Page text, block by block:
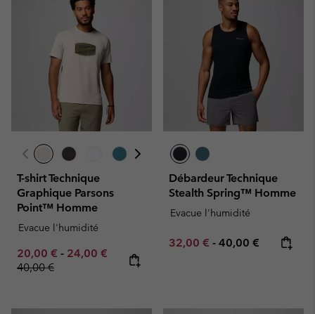
T-shirt Technique
Graphique Parsons
Point™ Homme
Evacue l'humidité
Minimum sale price:
20,00 € - Maximum sale price:
24,00 € Regular price:
40,00 €
Débardeur Technique
Stealth Spring™ Homme
Evacue l'humidité
Minimum sale price:
32,00 € - Maximum price:
40,00 €